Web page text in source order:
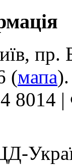
пр.
(мапа).
8014